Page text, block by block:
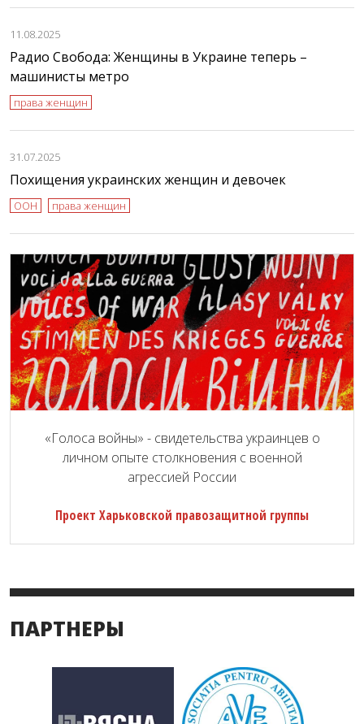
11.08.2025
Радио Свобода: Женщины в Украине теперь –
машинисты метро
права женщин
31.07.2025
Похищения украинских женщин и девочек
ООН права женщин
«Голоса войны» - свидетельства украинцев о
личном опыте столкновения с военной
агрессией России
Проект Харьковской правозащитной группы
ПАРТНЕРЫ